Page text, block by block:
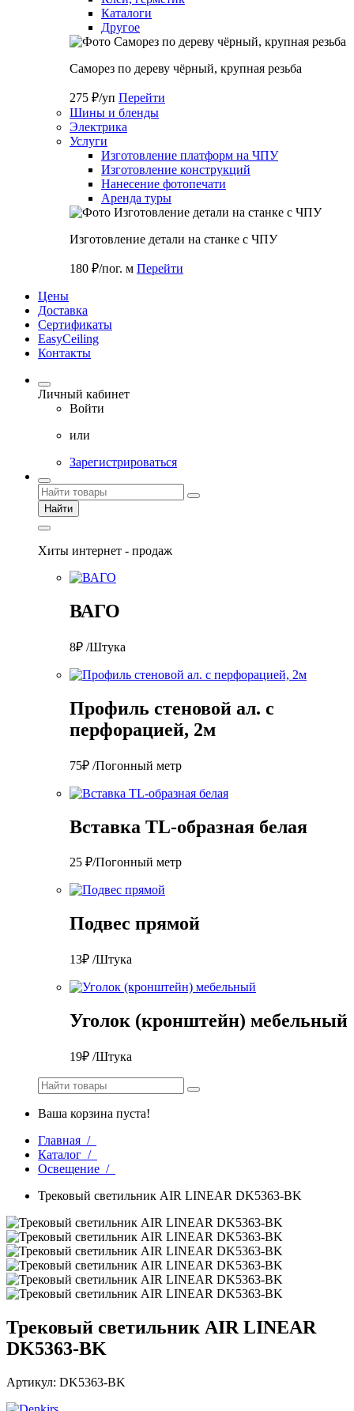
Каталоги
Другое
Саморез по дереву чёрный, крупная резьба
275 ₽/уп Перейти
Шины и бленды
Электрика
Услуги
Изготовление платформ на ЧПУ
Изготовление конструкций
Нанесение фотопечати
Аренда туры
Изготовление детали на станке с ЧПУ
180 ₽/пог. м Перейти
Цены
Доставка
Cертификаты
EasyCeiling
Контакты
Личный кабинет
Войти
или
Зарегистрироваться
Найти
Хиты интернет - продаж
ВАГО
8₽ /Штука
Профиль стеновой ал. с
перфорацией, 2м
75₽ /Погонный метр
Вставка TL-образная белая
25 ₽/Погонный метр
Подвес прямой
13₽ /Штука
Уголок (кронштейн) мебельный
19₽ /Штука
Ваша корзина пуста!
Главная /
Каталог /
Освещение /
Трековый светильник AIR LINEAR DK5363-BK
Трековый светильник AIR LINEAR
DK5363-BK
Артикул: DK5363-BK